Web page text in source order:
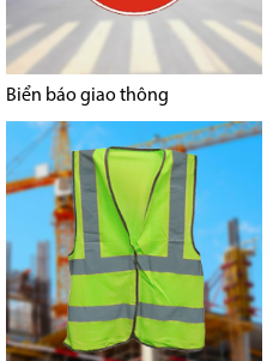
Biển báo giao thông